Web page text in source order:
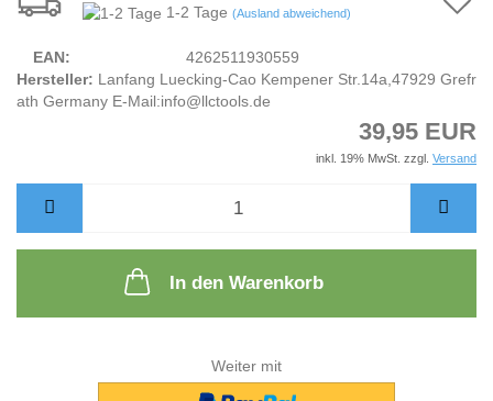
1-2 Tage (Ausland abweichend)
EAN:
4262511930559
Hersteller: Lanfang Luecking-Cao Kempener Str.14a,47929 Grefr
ath Germany E-Mail:info@llctools.de
39,95 EUR
inkl. 19% MwSt. zzgl. Versand
In den Warenkorb
Weiter mit